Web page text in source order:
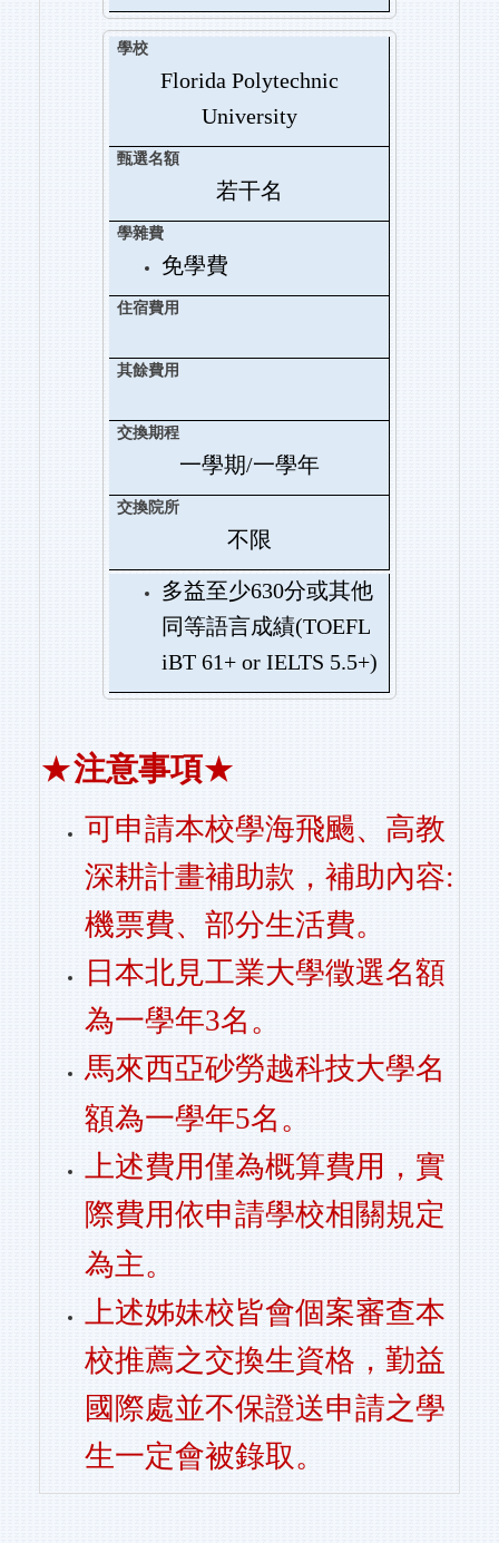
Florida Polytechnic
University
若干名
免學費
一學期/一學年
不限
多益至少630分或其他
同等語言成績(TOEFL
iBT 61+ or IELTS 5.5+)
★注意事項★
可申請本校學海飛颺、高教
深耕計畫補助款，補助內容:
機票費、部分生活費。
日本北見工業大學徵選名額
為一學年3名。
馬來西亞砂勞越科技大學名
額為一學年5名。
上述費用僅為概算費用，實
際費用依申請學校相關規定
為主。
上述姊妹校皆會個案審查本
校推薦之交換生資格，勤益
國際處並不保證送申請之學
生一定會被錄取。